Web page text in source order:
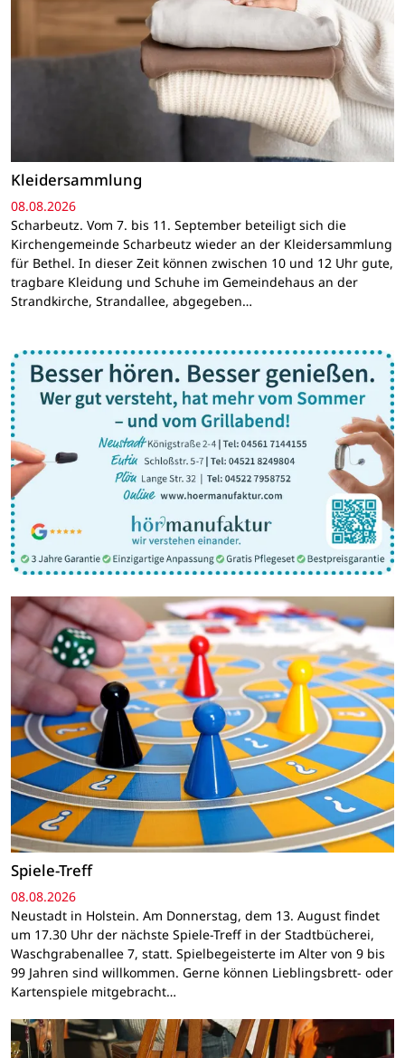
Kleidersammlung
08.08.2026
Scharbeutz. Vom 7. bis 11. September beteiligt sich die
Kirchengemeinde Scharbeutz wieder an der Kleidersammlung
für Bethel. In dieser Zeit können zwischen 10 und 12 Uhr gute,
tragbare Kleidung und Schuhe im Gemeindehaus an der
Strandkirche, Strandallee, abgegeben…
Spiele-Treff
08.08.2026
Neustadt in Holstein. Am Donnerstag, dem 13. August findet
um 17.30 Uhr der nächste Spiele-Treff in der Stadtbücherei,
Waschgrabenallee 7, statt. Spielbegeisterte im Alter von 9 bis
99 Jahren sind willkommen. Gerne können Lieblingsbrett- oder
Kartenspiele mitgebracht…